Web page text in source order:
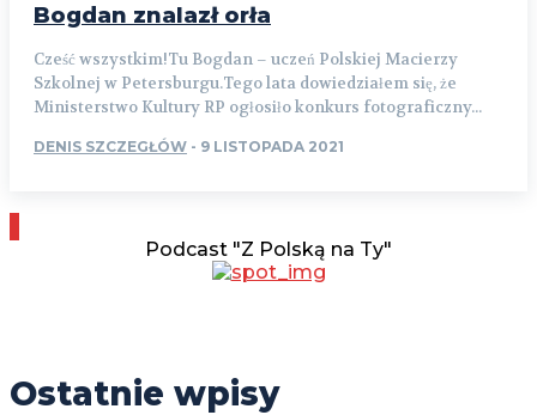
Bogdan znalazł orła
Cześć wszystkim!Tu Bogdan – uczeń Polskiej Macierzy
Szkolnej w Petersburgu.Tego lata dowiedziałem się, że
Ministerstwo Kultury RP ogłosiło konkurs fotograficzny...
DENIS SZCZEGŁÓW - 9 LISTOPADA 2021
Podcast "Z Polską na Ty"
Ostatnie wpisy